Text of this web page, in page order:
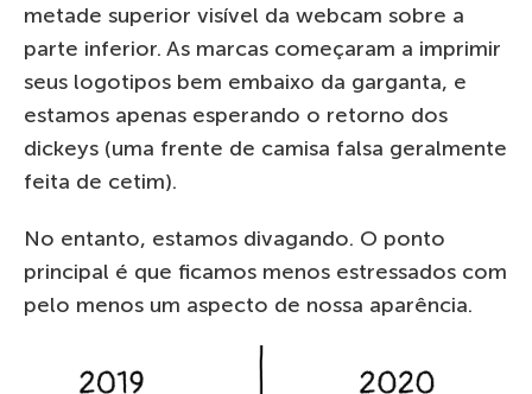
metade superior visível da webcam sobre a
parte inferior. As marcas começaram a imprimir
seus logotipos bem embaixo da garganta, e
estamos apenas esperando o retorno dos
dickeys (uma frente de camisa falsa geralmente
feita de cetim).
No entanto, estamos divagando. O ponto
principal é que ficamos menos estressados com
pelo menos um aspecto de nossa aparência.